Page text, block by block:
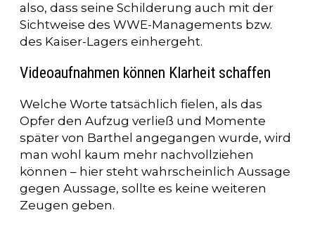
also, dass seine Schilderung auch mit der
Sichtweise des WWE-Managements bzw.
des Kaiser-Lagers einhergeht.
Videoaufnahmen können Klarheit schaffen
Welche Worte tatsächlich fielen, als das
Opfer den Aufzug verließ und Momente
später von Barthel angegangen wurde, wird
man wohl kaum mehr nachvollziehen
können – hier steht wahrscheinlich Aussage
gegen Aussage, sollte es keine weiteren
Zeugen geben.